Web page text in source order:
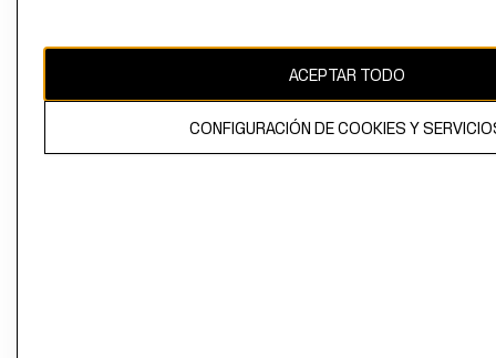
ACEPTAR TODO
CONFIGURACIÓN DE COOKIES Y